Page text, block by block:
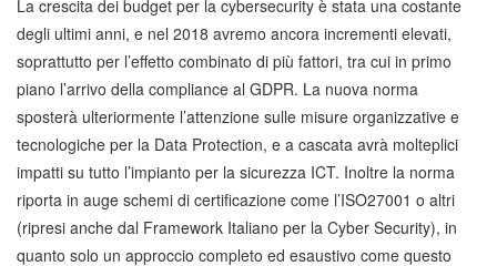
La crescita dei budget per la cybersecurity è stata una costante
degli ultimi anni, e nel 2018 avremo ancora incrementi elevati,
soprattutto per l’effetto combinato di più fattori, tra cui in primo
piano l’arrivo della compliance al GDPR. La nuova norma
sposterà ulteriormente l’attenzione sulle misure organizzative e
tecnologiche per la Data Protection, e a cascata avrà molteplici
impatti su tutto l’impianto per la sicurezza ICT. Inoltre la norma
riporta in auge schemi di certificazione come l’ISO27001 o altri
(ripresi anche dal Framework Italiano per la Cyber Security), in
quanto solo un approccio completo ed esaustivo come questo